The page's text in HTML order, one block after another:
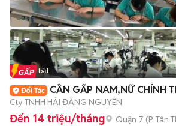
Tin nổi bật
CẦN GẤP NAM,NỮ CHÍNH
Cty TNHH HẢI ĐĂNG NGUYÊN
Đến 14 triệu/tháng Quận 7 (P. Tân